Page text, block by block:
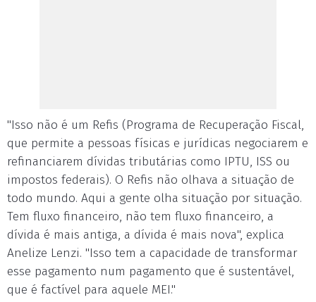
"Isso não é um Refis (Programa de Recuperação Fiscal,
que permite a pessoas físicas e jurídicas negociarem e
refinanciarem dívidas tributárias como IPTU, ISS ou
impostos federais). O Refis não olhava a situação de
todo mundo. Aqui a gente olha situação por situação.
Tem fluxo financeiro, não tem fluxo financeiro, a
dívida é mais antiga, a dívida é mais nova", explica
Anelize Lenzi. "Isso tem a capacidade de transformar
esse pagamento num pagamento que é sustentável,
que é factível para aquele MEI."